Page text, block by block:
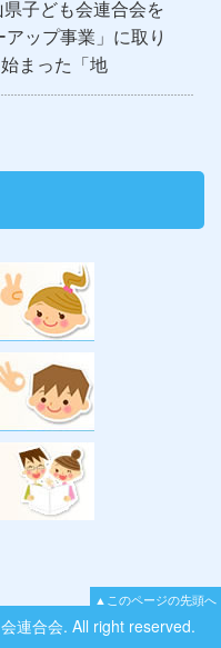
子ども会連合会を
ップ事業」に取り
まった「地
▲このページの先頭へ
連合会. All right reserved.